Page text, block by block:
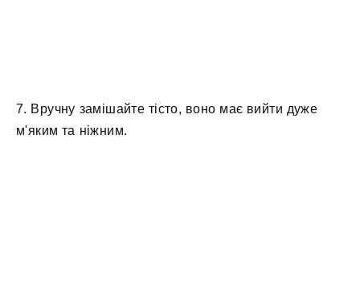
7. Вручну замішайте тісто, воно має вийти дуже
м'яким та ніжним.